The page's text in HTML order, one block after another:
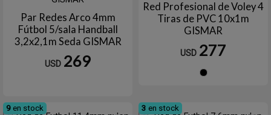
Par Redes Arco 4mm
Fútbol 5/sala Handball
3,2x2,1m Seda GISMAR
USD 269
Red Profesional de Voley 4
Tiras de PVC 10x1m
GISMAR
USD 277
9 en stock 3 en stock